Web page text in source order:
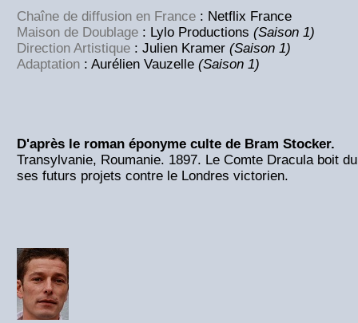
Chaîne de diffusion en France : Netflix France
Maison de Doublage : Lylo Productions (Saison 1)
Direction Artistique : Julien Kramer (Saison 1)
Adaptation : Aurélien Vauzelle (Saison 1)
D'après le roman éponyme culte de Bram Stocker.
Transylvanie, Roumanie. 1897. Le Comte Dracula boit
ses futurs projets contre le Londres victorien.